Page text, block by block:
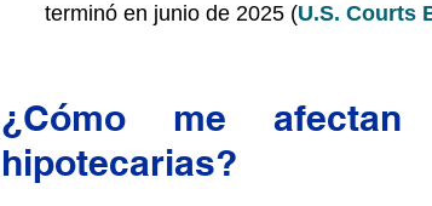
terminó en junio de 2025 (U.S. Courts
¿Cómo me
hipotecarias?